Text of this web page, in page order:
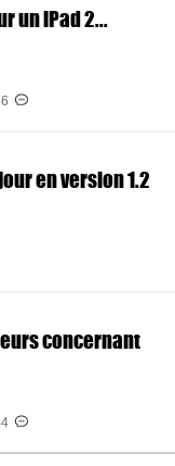
un iPad 2...
en version 1.2
concernant